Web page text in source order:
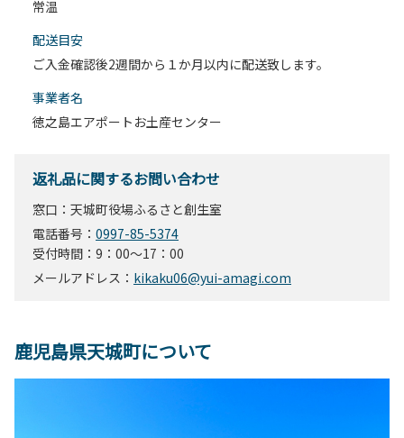
常温
配送目安
ご入金確認後2週間から１か月以内に配送致します。
事業者名
徳之島エアポートお土産センター
返礼品に関するお問い合わせ
窓口：天城町役場ふるさと創生室
電話番号： 0997-85-5374
受付時間：9：00～17：00
メールアドレス： kikaku06@yui-amagi.com
鹿児島県天城町について